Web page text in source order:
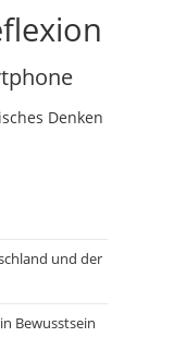
Denken
und der
Bewusstsein